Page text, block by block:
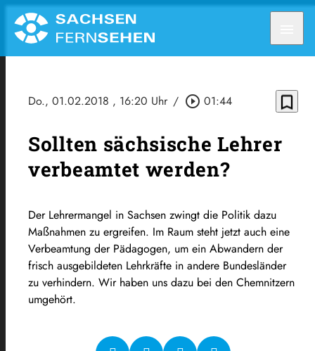
Do., 01.02.2018 , 16:20 Uhr / play_circle_outline 01:44 bookmark_border
Sollten sächsische Lehrer
verbeamtet werden?
Der Lehrermangel in Sachsen zwingt die Politik dazu
Maßnahmen zu ergreifen. Im Raum steht jetzt auch eine
Verbeamtung der Pädagogen, um ein Abwandern der
frisch ausgebildeten Lehrkräfte in andere Bundesländer
zu verhindern. Wir haben uns dazu bei den Chemnitzern
umgehört.